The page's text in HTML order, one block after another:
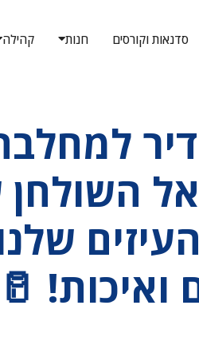
סדנאות וקורסים חנות קהילה